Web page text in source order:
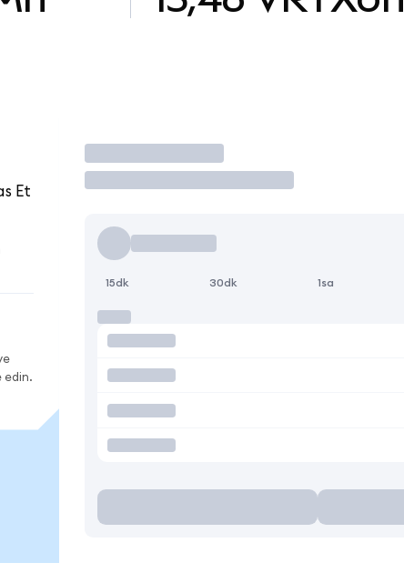
Et
edin.
İşlem Yap
15dk 30dk 1sa